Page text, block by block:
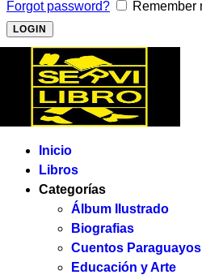
Forgot password? Remember
Inicio
Libros
Categorías
Álbum Ilustrado
Biografias
Cuentos Paraguayos
Educación y Arte